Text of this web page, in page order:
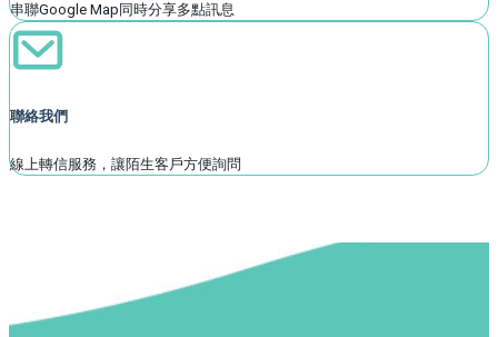
串聯Google Map同時分享多點訊息
聯絡我們
線上轉信服務，讓陌生客戶方便詢問